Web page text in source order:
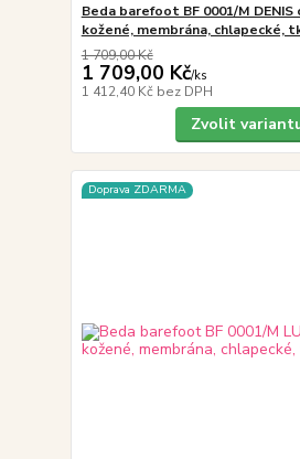
Beda barefoot BF 0001/M DENIS
kožené, membrána, chlapecké,
1 709,00 Kč
1 709,00 Kč/ks
1 412,40 Kč bez DPH
Zvolit
Doprava ZDARMA